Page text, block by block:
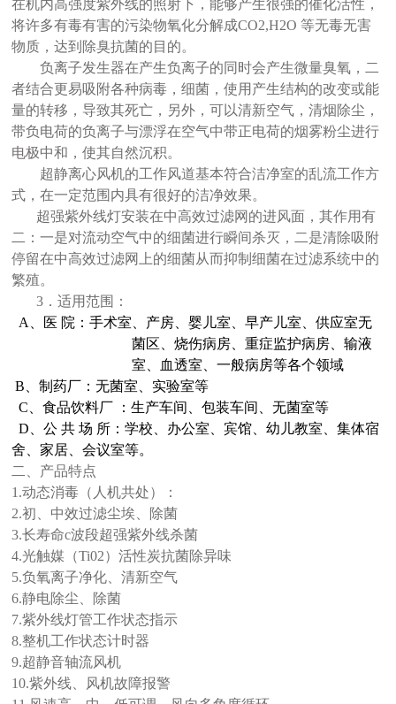
在机内高强度紫外线的照射下，能够产生很强的催化活性，
将许多有毒有害的污染物氧化分解成CO2,H2O 等无毒无害
物质，达到除臭抗菌的目的。
负离子发生器在产生负离子的同时会产生微量臭氧，二
者结合更易吸附各种病毒，细菌，使用产生结构的改变或能
量的转移，导致其死亡，另外，可以清新空气，清烟除尘，
带负电荷的负离子与漂浮在空气中带正电荷的烟雾粉尘进行
电极中和，使其自然沉积。
超静离心风机的工作风道基本符合洁净室的乱流工作方
式，在一定范围内具有很好的洁净效果。
超强紫外线灯安装在中高效过滤网的进风面，其作用有
二：一是对流动空气中的细菌进行瞬间杀灭，二是清除吸附
停留在中高效过滤网上的细菌从而抑制细菌在过滤系统中的
繁殖。
3 ．适用范围：
A
、医 院：手术室、产房、婴儿室、早产儿室、供应室无
菌区、烧伤病房、重症监护病房、输液
室、血透室、一般病房等各个领域
B 、制药厂：无菌室、实验室等
C 、食品饮料厂 ：生产车间、包装车间、无菌室等
D 、公 共 场 所：学校、办公室、宾馆、幼儿教室、集体宿
舍、家居、会议室等。
二、产品特点
1.动态消毒（人机共处）：
2.初、中效过滤尘埃、除菌
3.长寿命c波段超强紫外线杀菌
4.光触媒（Ti02）活性炭抗菌除异味
5.负氧离子净化、清新空气
6.静电除尘、除菌
7.紫外线灯管工作状态指示
8.整机工作状态计时器
9.超静音轴流风机
10.紫外线、风机故障报警